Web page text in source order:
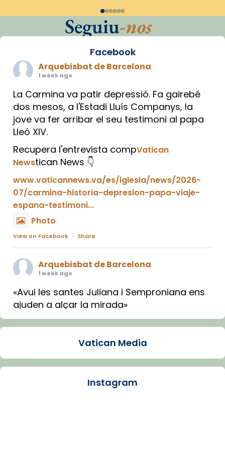
Seguiu-nos
Facebook
Arquebisbat de Barcelona
1 week ago
La Carmina va patir depressió. Fa gairebé
dos mesos, a l'Estadi Lluís Companys, la
jove va fer arribar el seu testimoni al papa
Lleó XIV.
Recupera l'entrevista compVatican
Newstican News 👇
www.vaticannews.va/es/iglesia/news/2026-
07/carmina-historia-depresion-papa-viaje-
espana-testimoni...
Photo
View on Facebook · Share
Arquebisbat de Barcelona
1 week ago
«Avui les santes Juliana i Semproniana ens
ajuden a alçar la mirada»
Mons. Sergi Gordo, bisbe de Tortosa, ha
Santes de Mataró.
🔗tinyurl.com/cvu5jmbk
Vatican Media
Instagram